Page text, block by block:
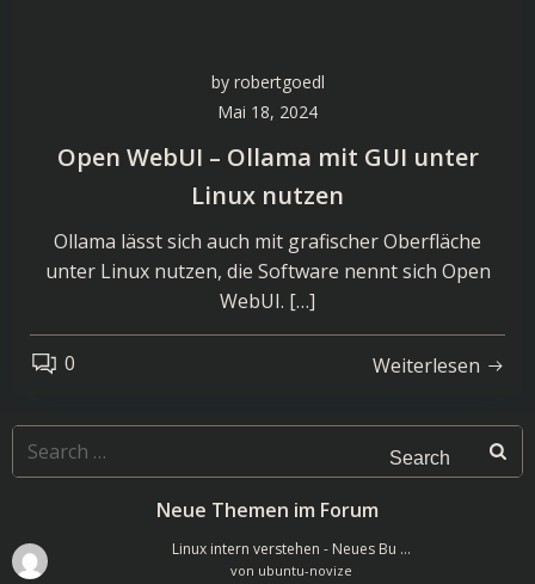
by robertgoedl
Mai 18, 2024
Open WebUI – Ollama mit GUI unter
Linux nutzen
Ollama lässt sich auch mit grafischer Oberfläche
unter Linux nutzen, die Software nennt sich Open
WebUI. […]
0 Weiterlesen
Search
for:
Neue Themen im Forum
Linux intern verstehen - Neues Bu …
von ubuntu-novize